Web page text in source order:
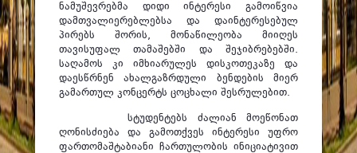
ნამუშევრებმა დიდი ინტერესი გამოიწვია
დამთვალიერებლებსა და დაინტერესებულ
პირებს შორის, მონაწილეობა მიიღეს
თავისუფალ თამაშებში და შეჯიბრებებში.
საღამოს კი იმხიარულეს დისკოთეკაზე და
დაესწრნენ ახალგაზრდული ბენდების მიერ
გამართულ კონცერტს ცოცხალი შესრულებით.
სტუდენტებს ძალიან მოეწონათ
ღონისძიება და გამოთქვეს ინტერესი უფრო
ფართომაშტაბიანი ჩართულობის ინიციატივით